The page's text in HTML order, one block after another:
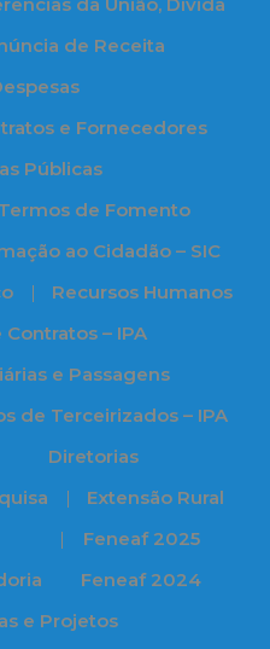
de Receita
e Fornecedores
Públicas
de Fomento
ao Cidadão – SIC
Recursos Humanos
Contratos – IPA
e Passagens
de Terceirizados – IPA
Diretorias
Extensão Rural
Feneaf 2025
Feneaf 2024
e Projetos